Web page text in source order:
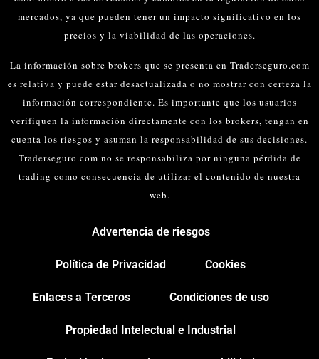
mercados, ya que pueden tener un impacto significativo en los
precios y la viabilidad de las operaciones.
La información sobre brokers que se presenta en Traderseguro.com
es relativa y puede estar desactualizada o no mostrar con certeza la
información correspondiente. Es importante que los usuarios
verifiquen la información directamente con los brokers, tengan en
cuenta los riesgos y asuman la responsabilidad de sus decisiones.
Traderseguro.com no se responsabiliza por ninguna pérdida de
trading como consecuencia de utilizar el contenido de nuestra
web.
Advertencia de riesgos
Política de Privacidad Cookies
Enlaces a Terceros Condiciones de uso
Propiedad Intelectual e Industrial